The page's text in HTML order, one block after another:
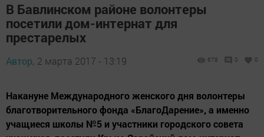
В Бавлинском районе волонтеры
посетили дом-интернат для
престарелых
Автор, 2 марта 2017 - 13:19 678 0 0
Накануне Международного женского дня волонтеры
благотворительного фонда «БлагоДарение», а именно
учащиеся школы №5 и участники городского совета